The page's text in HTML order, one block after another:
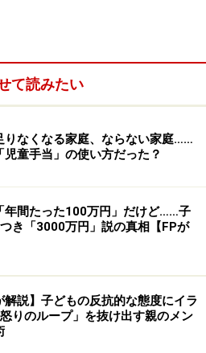
置きをしよう
方1：事実を伝える
方2：気持ちを伝える
て読みたい
りなくなる家庭、ならない家庭……
児童手当」の使い方だった？
年間たった100万円」だけど……子
き「3000万円」説の真相【FPが
解説】子どもの反抗的な態度にイラ
りのループ」を抜け出す親のメン